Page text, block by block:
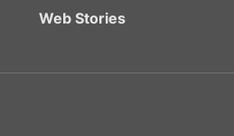
Web Stories